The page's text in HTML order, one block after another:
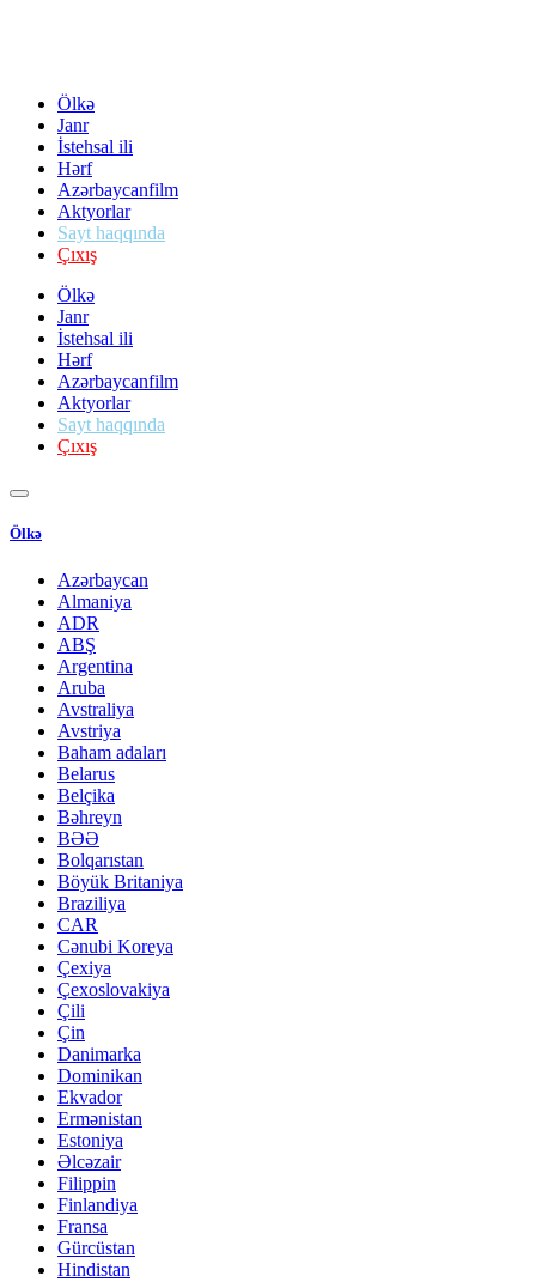
Ölkə
Janr
İstehsal ili
Hərf
Azərbaycanfilm
Aktyorlar
Sayt haqqında
Çıxış
Ölkə
Janr
İstehsal ili
Hərf
Azərbaycanfilm
Aktyorlar
Sayt haqqında
Çıxış
Ölkə
Azərbaycan
Almaniya
ADR
ABŞ
Argentina
Aruba
Avstraliya
Avstriya
Baham adaları
Belarus
Belçika
Bəhreyn
BƏƏ
Bolqarıstan
Böyük Britaniya
Braziliya
CAR
Cənubi Koreya
Çexiya
Çexoslovakiya
Çili
Çin
Danimarka
Dominikan
Ekvador
Ermənistan
Estoniya
Əlcəzair
Filippin
Finlandiya
Fransa
Gürcüstan
Hindistan